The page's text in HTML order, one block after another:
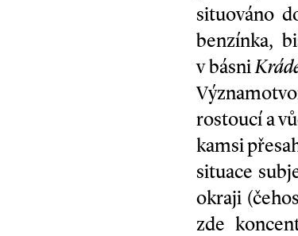
situováno
benzínka,
v básni
rostoucí a
kamsi
situace
okraji
zde